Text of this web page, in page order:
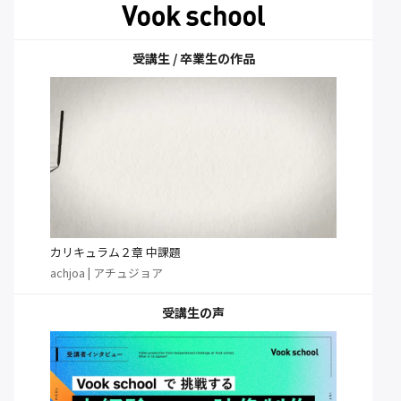
受講生 / 卒業生の作品
カリキュラム２章 中課題
achjoa | アチュジョア
受講生の声